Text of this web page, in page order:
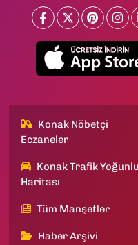
Konak Nöbetçi
Eczaneler
Konak Trafik
Haritası
Tüm Manşetler
Haber Arşivi